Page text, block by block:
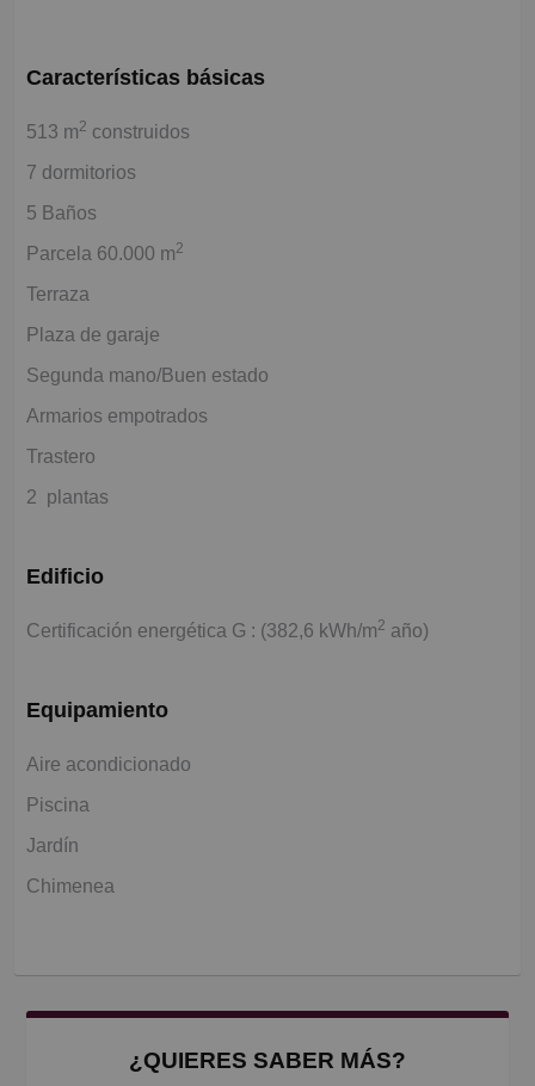
Características básicas
513 m2 construidos
7 dormitorios
5 Baños
Parcela 60.000 m2
Terraza
Plaza de garaje
Segunda mano/Buen estado
Armarios empotrados
Trastero
2 plantas
Edificio
Certificación energética G : (382,6 kWh/m2 año)
Equipamiento
Aire acondicionado
Piscina
Jardín
Chimenea
¿QUIERES SABER MÁS?